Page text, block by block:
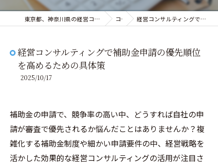
東京都、神奈川県の経営コンサルティングなら株式会社ビジョンネクスト コラム 経営コンサルティングで補助金申請の優先順位を高めるための具体策
経営コンサルティングで補助金申請の優先順位
を高めるための具体策
2025/10/17
補助金の申請で、競争率の高い中、どうすれば自社の申
請が審査で優先されるか悩んだことはありませんか？複
雑化する補助金制度や細かい申請要件の中、経営戦略を
活かした効果的な経営コンサルティングの活用が注目さ